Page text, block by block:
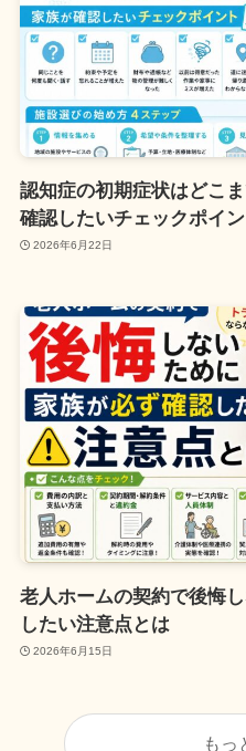
認知症の初期症状はどこ
確認したいチェックポイ
2026年6月22日
老人ホームの契約で後悔
したい注意点とは
2026年6月15日
もっ